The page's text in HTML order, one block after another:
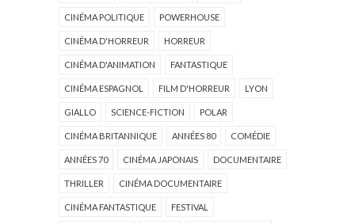
CINÉMA POLITIQUE POWERHOUSE
CINÉMA D'HORREUR HORREUR
CINÉMA D'ANIMATION FANTASTIQUE
CINÉMA ESPAGNOL FILM D'HORREUR LYON
GIALLO SCIENCE-FICTION POLAR
CINÉMA BRITANNIQUE ANNÉES 80 COMÉDIE
ANNÉES 70 CINÉMA JAPONAIS DOCUMENTAIRE
THRILLER CINÉMA DOCUMENTAIRE
CINÉMA FANTASTIQUE FESTIVAL